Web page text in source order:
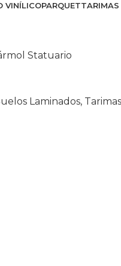
VINÍLICOPARQUETTARIMAS
Statuario
Laminados,